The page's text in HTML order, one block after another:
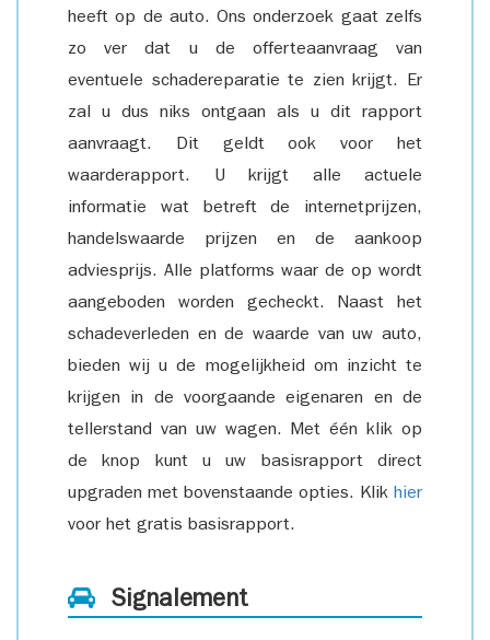
heeft op de auto. Ons onderzoek gaat zelfs
zo ver dat u de offerteaanvraag van
eventuele schadereparatie te zien krijgt. Er
zal u dus niks ontgaan als u dit rapport
aanvraagt. Dit geldt ook voor het
waarderapport. U krijgt alle actuele
informatie wat betreft de internetprijzen,
handelswaarde prijzen en de aankoop
adviesprijs. Alle platforms waar de op wordt
aangeboden worden gecheckt. Naast het
schadeverleden en de waarde van uw auto,
bieden wij u de mogelijkheid om inzicht te
krijgen in de voorgaande eigenaren en de
tellerstand van uw wagen. Met één klik op
de knop kunt u uw basisrapport direct
upgraden met bovenstaande opties. Klik hier
voor het gratis basisrapport.
Signalement